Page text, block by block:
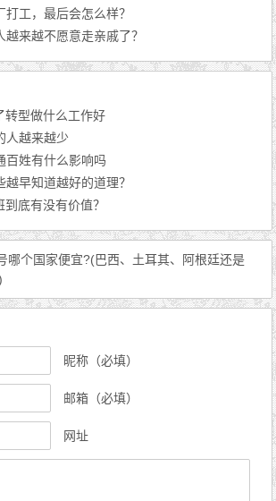
工，最后会怎么样？
来越不愿意走亲戚了？
转型做什么工作好
人越来越少
百姓有什么影响吗
早知道越好的道理？
底有没有价值？
哪个国家便宜?(巴西、土耳其、阿根廷还是
昵称（必填）
邮箱（必填）
网址